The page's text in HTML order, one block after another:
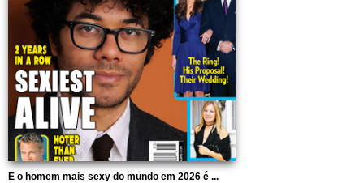
E o homem mais sexy do mundo em 2026 é ...